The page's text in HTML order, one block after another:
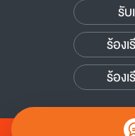
รับ
ร้อง
ร้อง